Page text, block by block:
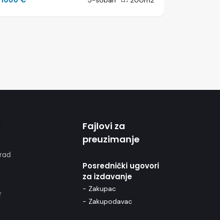
Fajlovi za
preuzimanje
Posrednički ugovori
za izdavanje
- Zakupac
- Zakupodavac